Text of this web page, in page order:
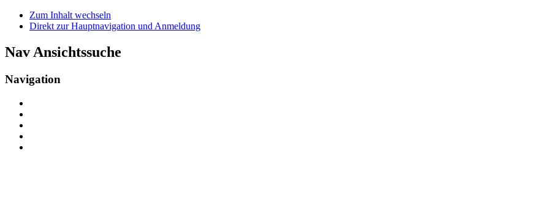
Zum Inhalt wechseln
Direkt zur Hauptnavigation und Anmeldung
Nav Ansichtssuche
Navigation